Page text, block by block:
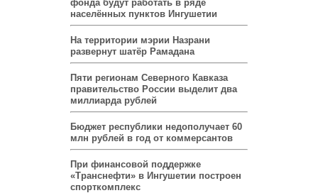
фонда будут работать в ряде
населённых пунктов Ингушетии
На территории мэрии Назрани
развернут шатёр Рамадана
Пяти регионам Северного Кавказа
правительство России выделит два
миллиарда рублей
Бюджет республики недополучает 60
млн рублей в год от коммерсантов
При финансовой поддержке
«Транснефти» в Ингушетии построен
спорткомплекс